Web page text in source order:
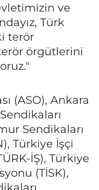
ve
Türk
terör
örgütlerini
(ASO), Ankara
Sendikaları
Türkiye İşçi
İŞ), Türkiye
(TİSK),